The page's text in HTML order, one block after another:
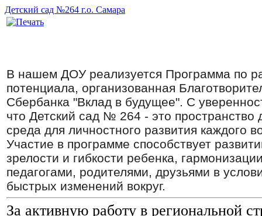
Детский сад №264 г.о. Самара
В нашем ДОУ реализуется Программа по
потенциала, организованная
Сбербанка "Вклад в будущее". С
что Детский сад № 264 - это пространство
среда для личностного развития каждого
Участие в программе способствует
зрелости и гибкости ребенка,
педагогами, родителями, друзьями в
быстрых изменений вокруг.
За активную работу в региональной